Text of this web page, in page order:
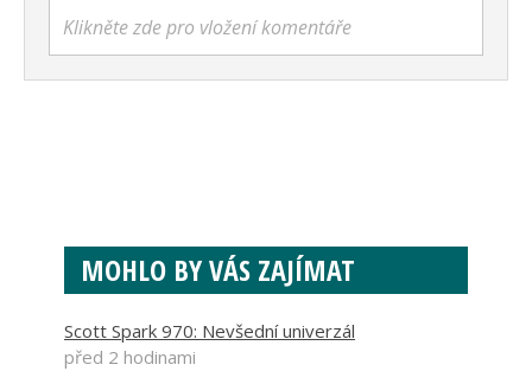
Klikněte zde pro vložení komentáře
MOHLO BY VÁS ZAJÍMAT
Scott Spark 970: Nevšední univerzál
před 2 hodinami